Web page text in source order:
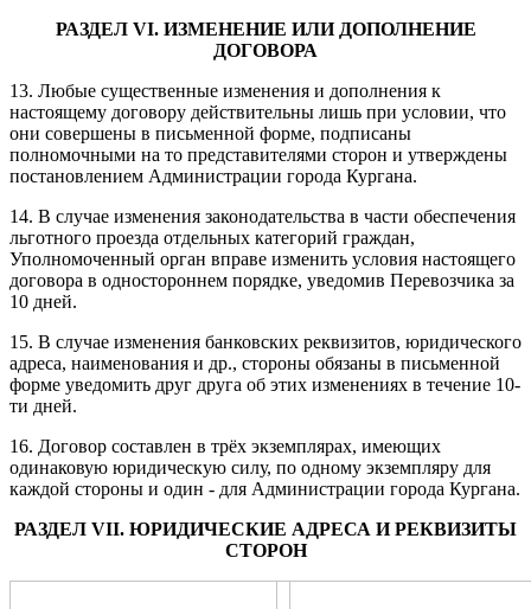
РАЗДЕЛ VI. ИЗМЕНЕНИЕ ИЛИ ДОПОЛНЕНИЕ
ДОГОВОРА
13. Любые существенные изменения и дополнения к
настоящему договору действительны лишь при условии, что
они совершены в письменной форме, подписаны
полномочными на то представителями сторон и утверждены
постановлением Администрации города Кургана.
14. В случае изменения законодательства в части обеспечения
льготного проезда отдельных категорий граждан,
Уполномоченный орган вправе изменить условия настоящего
договора в одностороннем порядке, уведомив Перевозчика за
10 дней.
15. В случае изменения банковских реквизитов, юридического
адреса, наименования и др., стороны обязаны в письменной
форме уведомить друг друга об этих изменениях в течение 10-
ти дней.
16. Договор составлен в трёх экземплярах, имеющих
одинаковую юридическую силу, по одному экземпляру для
каждой стороны и один - для Администрации города Кургана.
РАЗДЕЛ VII. ЮРИДИЧЕСКИЕ АДРЕСА И РЕКВИЗИТЫ
СТОРОН